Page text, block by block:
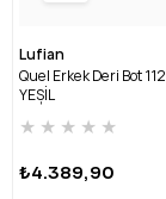
Lufian
Quel Erkek Deri Bot
YEŞİL
★ ★ ★ ★ ★
₺4.389,90